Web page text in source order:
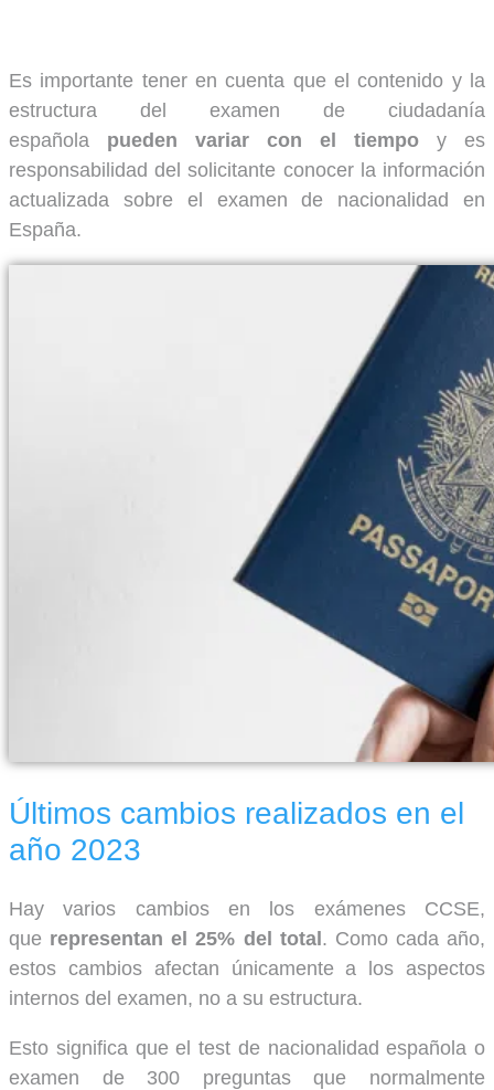
Es importante tener en cuenta que el contenido y la
estructura del examen de ciudadanía
española pueden variar con el tiempo y es
responsabilidad del solicitante conocer la información
actualizada sobre el examen de nacionalidad en
España.
Últimos cambios realizados en el
año 2023
Hay varios cambios en los exámenes CCSE,
que representan el 25% del total. Como cada año,
estos cambios afectan únicamente a los aspectos
internos del examen, no a su estructura.
Esto significa que el test de nacionalidad española o
examen de 300 preguntas que normalmente